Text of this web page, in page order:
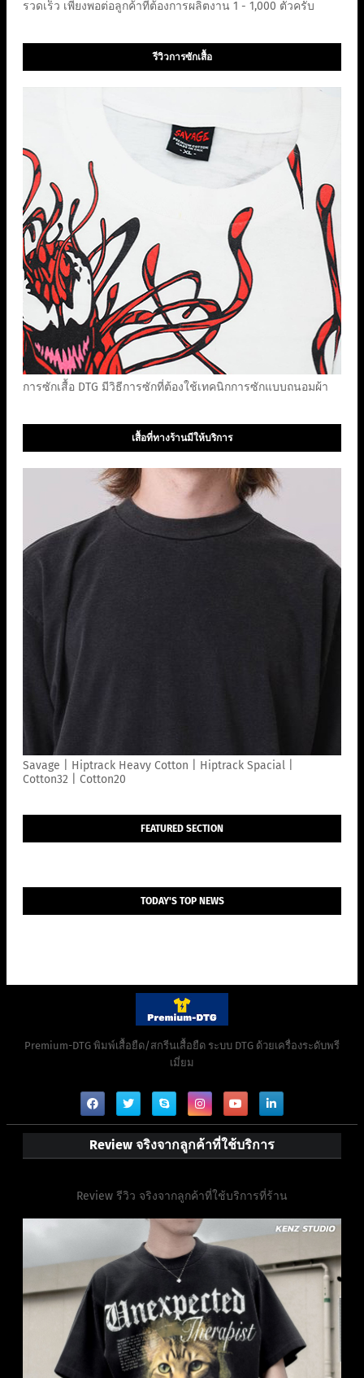
รวดเร็ว เพียงพอต่อลูกค้าที่ต้องการผลิตงาน 1 - 1,000 ตัวครับ
รีวิวการซักเสื้อ
การซักเสื้อ DTG มีวิธีการซักที่ต้องใช้เทคนิกการซักแบบถนอมผ้า
เสื้อที่ทางร้านมีให้บริการ
Savage | Hiptrack Heavy Cotton | Hiptrack Spacial |
Cotton32 | Cotton20
FEATURED SECTION
TODAY'S TOP NEWS
Premium-DTG พิมพ์เสื้อยืด/สกรีนเสื้อยืด ระบบ DTG ด้วยเครื่องระดับพรี
เมี่ยม
Review จริงจากลูกค้าที่ใช้บริการ
Review รีวิว จริงจากลูกค้าที่ใช้บริการที่ร้าน